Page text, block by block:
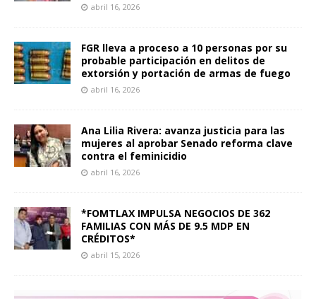
abril 16, 2026
FGR lleva a proceso a 10 personas por su
probable participación en delitos de
extorsión y portación de armas de fuego
abril 16, 2026
Ana Lilia Rivera: avanza justicia para las
mujeres al aprobar Senado reforma clave
contra el feminicidio
abril 16, 2026
*FOMTLAX IMPULSA NEGOCIOS DE 362
FAMILIAS CON MÁS DE 9.5 MDP EN
CRÉDITOS*
abril 15, 2026